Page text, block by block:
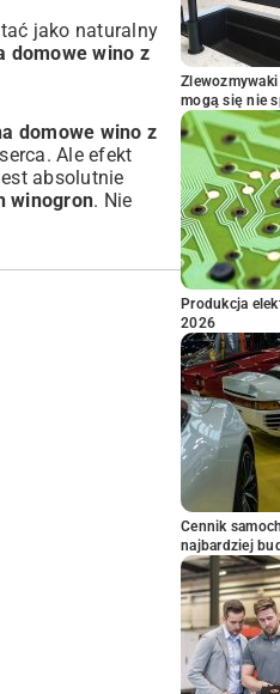
jako naturalny
domowe wino z
domowe wino z
Ale efekt
absolutnie
winogron. Nie
mogą się nie
Produkcja
2026
Cennik
najbardziej